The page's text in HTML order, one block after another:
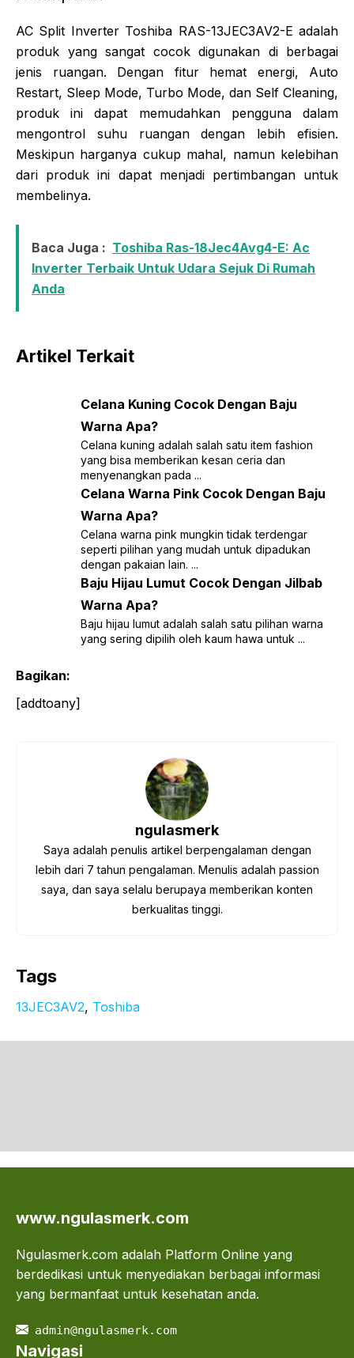
AC Split Inverter Toshiba RAS-13JEC3AV2-E adalah
produk yang sangat cocok digunakan di berbagai
jenis ruangan. Dengan fitur hemat energi, Auto
Restart, Sleep Mode, Turbo Mode, dan Self Cleaning,
produk ini dapat memudahkan pengguna dalam
mengontrol suhu ruangan dengan lebih efisien.
Meskipun harganya cukup mahal, namun kelebihan
dari produk ini dapat menjadi pertimbangan untuk
membelinya.
Baca Juga : Toshiba Ras-18Jec4Avg4-E: Ac
Inverter Terbaik Untuk Udara Sejuk Di Rumah
Anda
Artikel Terkait
Celana Kuning Cocok Dengan Baju
Warna Apa?
Celana kuning adalah salah satu item fashion
yang bisa memberikan kesan ceria dan
menyenangkan pada ...
Celana Warna Pink Cocok Dengan Baju
Warna Apa?
Celana warna pink mungkin tidak terdengar
seperti pilihan yang mudah untuk dipadukan
dengan pakaian lain. ...
Baju Hijau Lumut Cocok Dengan Jilbab
Warna Apa?
Baju hijau lumut adalah salah satu pilihan warna
yang sering dipilih oleh kaum hawa untuk ...
Bagikan:
[addtoany]
ngulasmerk
Saya adalah penulis artikel berpengalaman dengan
lebih dari 7 tahun pengalaman. Menulis adalah passion
saya, dan saya selalu berupaya memberikan konten
berkualitas tinggi.
Tags
13JEC3AV2, Toshiba
www.ngulasmerk.com
Ngulasmerk.com adalah Platform Online yang
berdedikasi untuk menyediakan berbagai informasi
yang bermanfaat untuk kesehatan anda.
admin@ngulasmerk.com
Navigasi